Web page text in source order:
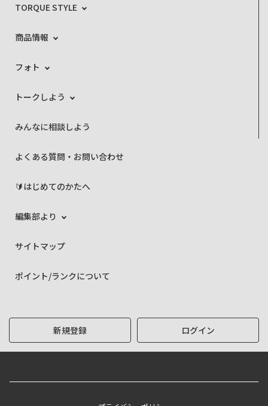
TORQUE STYLE
商品情報
フォト
トークしよう
みんなに相談しよう
よくある質問・お問い合わせ
🔰はじめてのかたへ
編集部より
サイトマップ
ポイント/ランクについて
新規登録 ログイン